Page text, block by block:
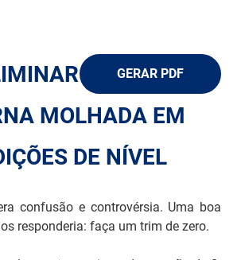
GERAR PDF
MOLHADA EM
DE NÍVEL
confusão e controvérsia. Uma boa
responderia: faça um trim de zero.